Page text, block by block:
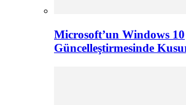
Microsoft’un Windows 10
Güncelleştirmesinde